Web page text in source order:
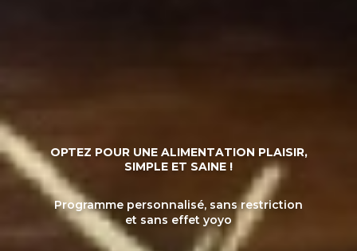
OPTEZ POUR UNE ALIMENTATION PLAISIR,
SIMPLE ET SAINE !
Programme personnalisé, sans restriction
et sans effet yoyo